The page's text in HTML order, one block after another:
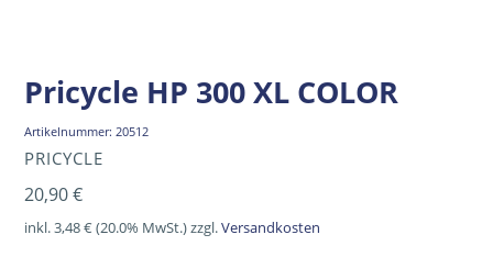
Pricycle HP 300 XL COLOR
Artikelnummer: 20512
VERKÄUFER
PRICYCLE
Normaler
Preis
20,90 €
inkl. 3,48 € (20.0% MwSt.) zzgl.Versandkosten